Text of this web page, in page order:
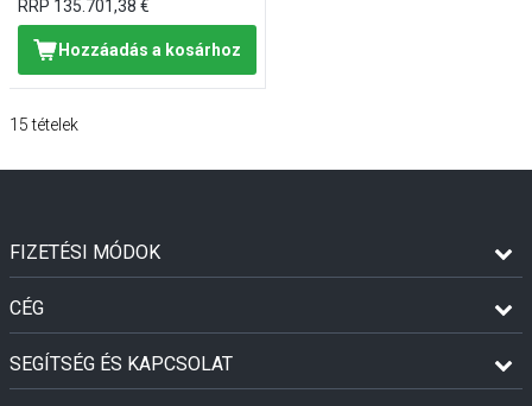
RRP 135.701,38 €
Hozzáadás a kosárhoz
15 tételek
FIZETÉSI MÓDOK
CÉG
SEGÍTSÉG ÉS KAPCSOLAT